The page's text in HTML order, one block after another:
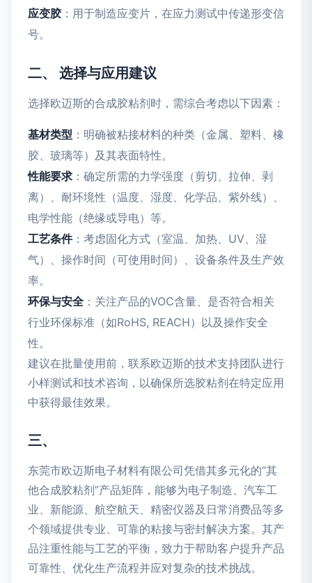
应变胶 ：用于制造应变片，在应力测试中传递形变信
号。
二、 选择与应用建议
选择欧迈斯的合成胶粘剂时，需综合考虑以下因素：
基材类型 ：明确被粘接材料的种类（金属、塑料、橡
胶、玻璃等）及其表面特性。
性能要求 ：确定所需的力学强度（剪切、拉伸、剥
离）、耐环境性（温度、湿度、化学品、紫外线）、
电学性能（绝缘或导电）等。
工艺条件：考虑固化方式（室温、加热、UV、湿
气）、操作时间（可使用时间）、设备条件及生产效
率。
环保与安全 ：关注产品的VOC含量、是否符合相关
行业环保标准（如RoHS, REACH）以及操作安全
性。
建议在批量使用前，联系欧迈斯的技术支持团队进行
小样测试和技术咨询，以确保所选胶粘剂在特定应用
中获得最佳效果。
三、
东莞市欧迈斯电子材料有限公司凭借其多元化的“其
他合成胶粘剂”产品矩阵，能够为电子制造、汽车工
业、新能源、航空航天、精密仪器及日常消费品等多
个领域提供专业、可靠的粘接与密封解决方案。其产
品注重性能与工艺的平衡，致力于帮助客户提升产品
可靠性、优化生产流程并应对复杂的技术挑战。